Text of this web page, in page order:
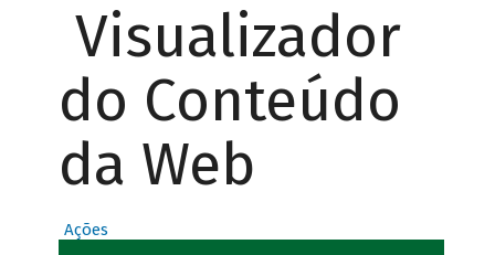
Visualizador
do Conteúdo
da Web
Ações